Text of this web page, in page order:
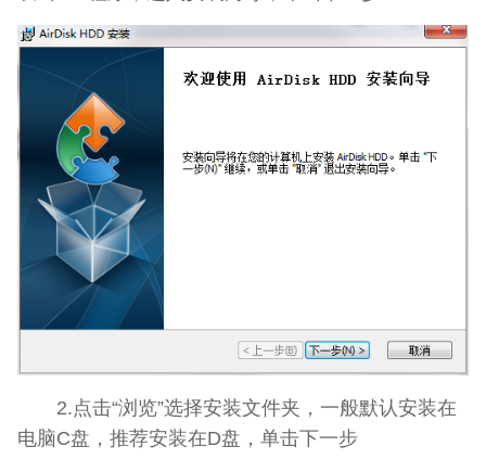
2.点击“浏览”选择安装文件夹，一般默认安装在
电脑C盘，推荐安装在D盘，单击下一步